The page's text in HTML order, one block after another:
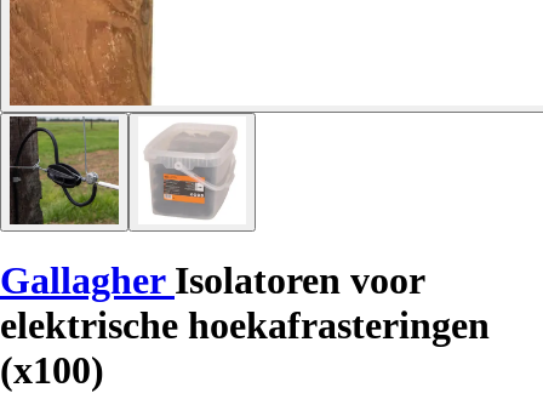
Gallagher Isolatoren voor
elektrische hoekafrasteringen
(x100)